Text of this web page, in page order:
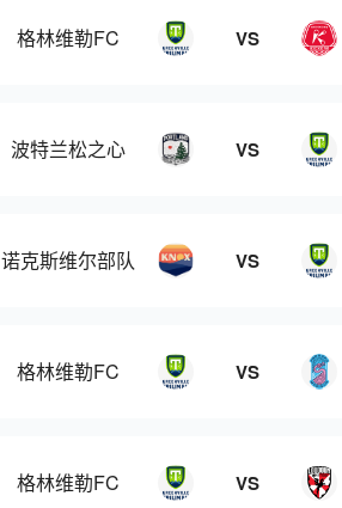
格林维勒FC VS
波特兰松之心 VS
诺克斯维尔部队 VS
格林维勒FC VS
格林维勒FC VS